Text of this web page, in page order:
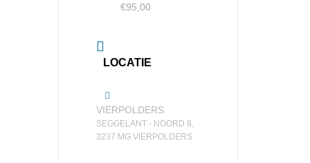
€95,00
LOCATIE
VIERPOLDERS
SEGGELANT - NOORD 8,
3237 MG VIERPOLDERS